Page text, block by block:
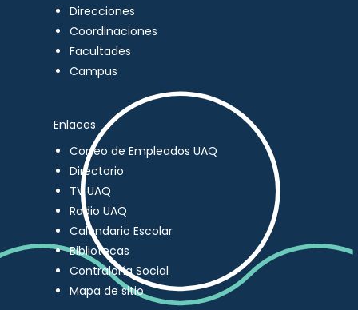
Direcciones
Coordinaciones
Facultades
Campus
Enlaces
Correo de Empleados UAQ
Directorio
TV UAQ
Radio UAQ
Calendario Escolar
Bibliotecas
Contraloría Social
Mapa de sitio